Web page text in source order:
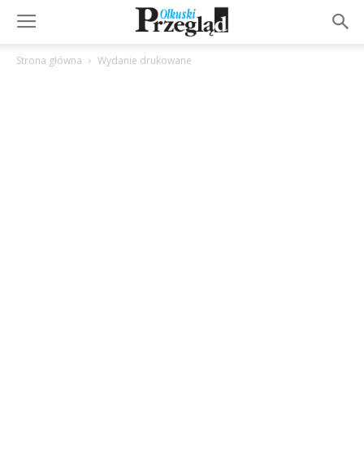
Strona główna Wydanie drukowane